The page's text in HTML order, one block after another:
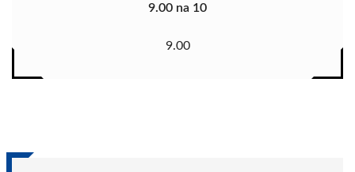
9.00 na 10
9.00